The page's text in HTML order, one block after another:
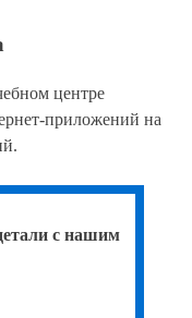
центре
приложений на
с нашим